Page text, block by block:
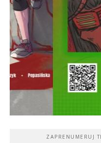
ZAPRENUMERUJ